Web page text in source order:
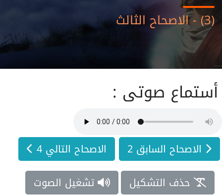
(3) - الاصحاح الثالث
أستماع صوتى :
الاصحاح السابق 2
الاصحاح التالي 4
حذف التشكيل
تشغيل الصوت